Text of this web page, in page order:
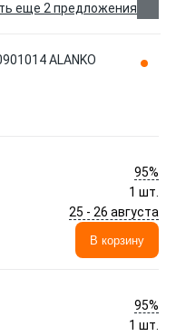
еще 2 предложения
ALANKO
95%
1 шт.
25 - 26 августа
В корзину
95%
1 шт.